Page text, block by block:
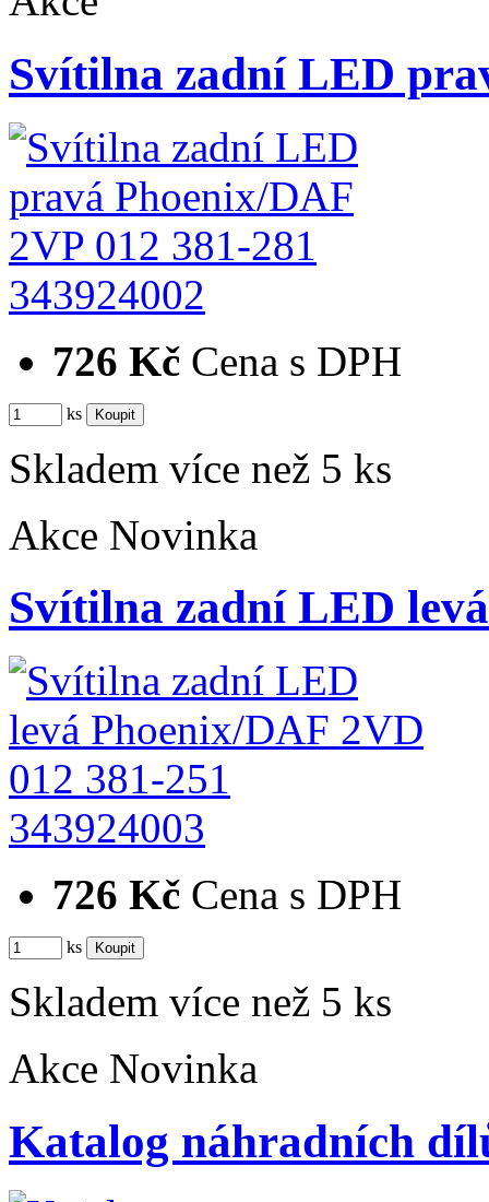
Svítilna zadní LED
343924002
726 Kč Cena s DPH
ks
Skladem více než 5 ks
Akce Novinka
Svítilna zadní LED
343924003
726 Kč Cena s DPH
ks
Skladem více než 5 ks
Akce Novinka
Katalog náhradních